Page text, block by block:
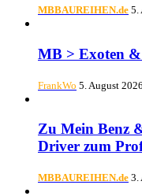
MBBAUREIHEN.de 5.
MB > Exoten &
FrankWo 5. August
Zu Mein Benz
Driver zum
MBBAUREIHEN.de 3.